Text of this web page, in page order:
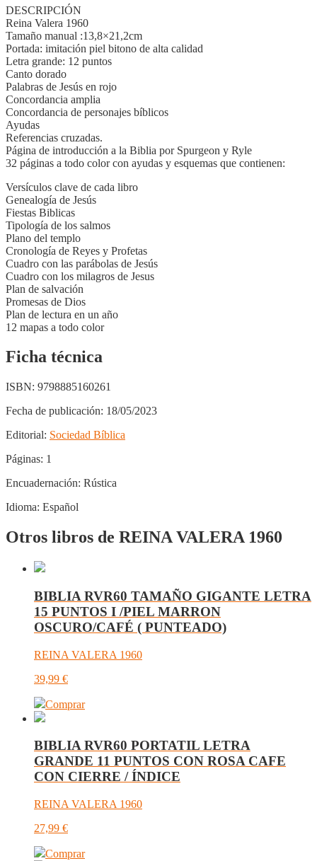
DESCRIPCIÓN
Reina Valera 1960
Tamaño manual :13,8×21,2cm
Portada: imitación piel bitono de alta calidad
Letra grande: 12 puntos
Canto dorado
Palabras de Jesús en rojo
Concordancia amplia
Concordancia de personajes bíblicos
Ayudas
Referencias cruzadas.
Página de introducción a la Biblia por Spurgeon y Ryle
32 páginas a todo color con ayudas y esquemas que contienen:
Versículos clave de cada libro
Genealogía de Jesús
Fiestas Biblicas
Tipología de los salmos
Plano del templo
Cronología de Reyes y Profetas
Cuadro con las parábolas de Jesús
Cuadro con los milagros de Jesus
Plan de salvación
Promesas de Dios
Plan de lectura en un año
12 mapas a todo color
Ficha técnica
ISBN: 9798885160261
Fecha de publicación: 18/05/2023
Editorial: Sociedad Bíblica
Páginas: 1
Encuadernación: Rústica
Idioma: Español
Otros libros de REINA VALERA 1960
BIBLIA RVR60 TAMAÑO GIGANTE LETRA
15 PUNTOS I /PIEL MARRON
OSCURO/CAFÉ ( PUNTEADO)
REINA VALERA 1960
39,99 €
Comprar
BIBLIA RVR60 PORTATIL LETRA
GRANDE 11 PUNTOS CON ROSA CAFE
CON CIERRE / ÍNDICE
REINA VALERA 1960
27,99 €
Comprar